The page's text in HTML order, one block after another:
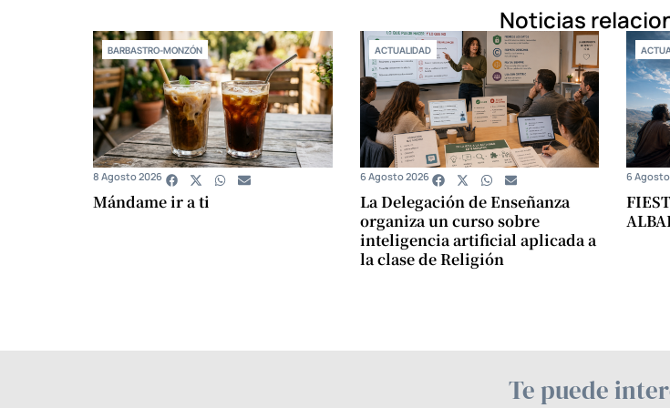
Noticias
BARBASTRO-MONZÓN
Mándame ir a ti
8 Agosto 2026
ACTUALIDAD
La Delegación de Enseñanza
organiza un curso sobre
inteligencia artificial aplicada a
la clase de Religión
6 Agosto 2026 6
Te puede